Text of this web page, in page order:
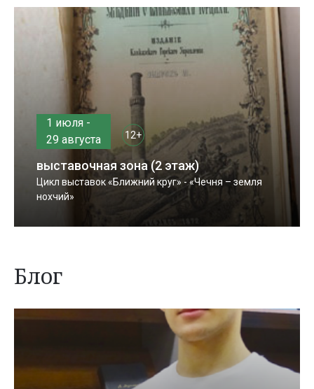
1 июля -
29 августа
12+
выставочная зона (2 этаж)
Цикл выставок «Ближний круг» - «Чечня – земля
нохчий»
Блог